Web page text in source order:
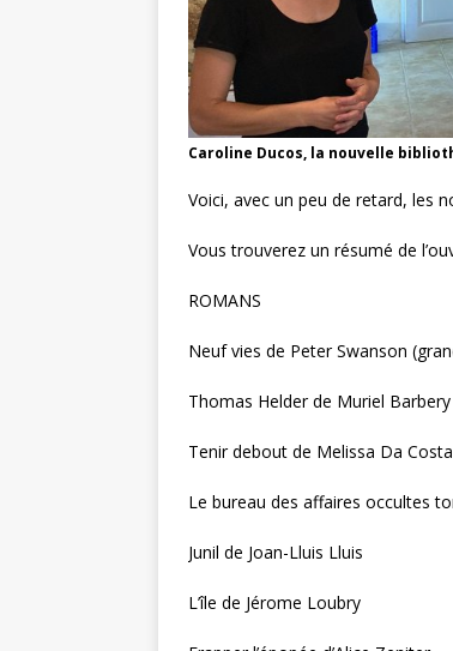
Caroline Ducos, la nouvelle
Voici, avec un peu de retard, les
Vous trouverez un résumé de
ROMANS
Neuf vies de Peter Swanson
Thomas Helder de Muriel Barbery
Tenir debout de Melissa Da Costa
Le bureau des affaires occultes
Junil de Joan-Lluis Lluis
L’île de Jérome Loubry